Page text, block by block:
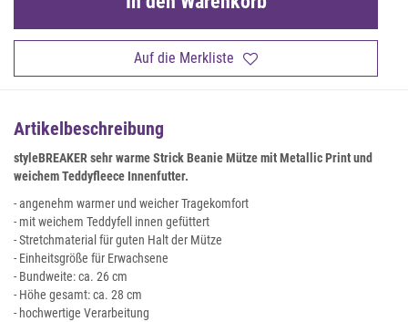
Auf die Merkliste
Artikelbeschreibung
styleBREAKER sehr warme Strick Beanie Mütze mit Metallic Print und
weichem Teddyfleece Innenfutter.
- angenehm warmer und weicher Tragekomfort
- mit weichem Teddyfell innen gefüttert
- Stretchmaterial für guten Halt der Mütze
- Einheitsgröße für Erwachsene
- Bundweite: ca. 26 cm
- Höhe gesamt: ca. 28 cm
- hochwertige Verarbeitung